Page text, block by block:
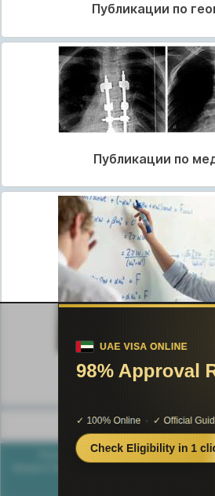
Публикации по
Публикации по
Публикации по
Разделы
Poznayka.org - Познайка.Орг -